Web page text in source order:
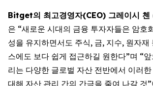
Bitget의 최고경영자(CEO) 그레이시
은 “새로운 시대의 금융 투자자들은 암호
성을 유지하면서도 주식, 금, 지수, 원자재
스에도 보다 쉽게 접근하길 원한다”며 “
리는 다양한 글로벌 자산 전반에서 이러
대해 자산 관리 간의 간극을 줄여 나갈 것